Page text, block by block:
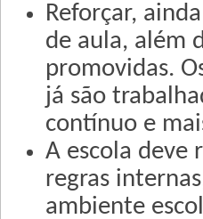
Reforçar,
de aula, além
promovidas.
já são
contínuo e
A escola deve
regras
ambiente